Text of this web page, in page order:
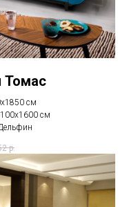
Томас
см
см
р.